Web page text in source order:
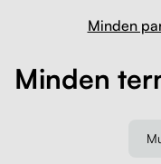
Minden
Minden